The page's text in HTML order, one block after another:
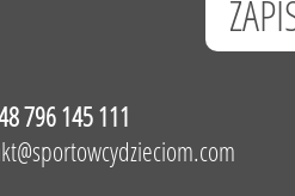
796 145 111